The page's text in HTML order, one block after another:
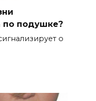
по подушке?
о